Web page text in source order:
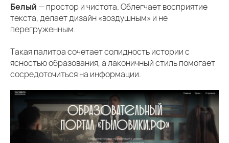
Белый — простор и чистота. Облегчает восприятие
текста, делает дизайн «воздушным» и не
перегруженным.
Такая палитра сочетает солидность истории с
ясностью образования, а лаконичный стиль помогает
сосредоточиться на информации.